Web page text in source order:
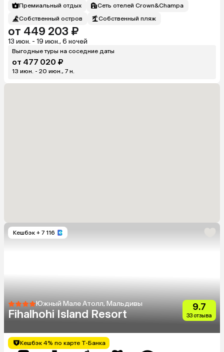
Премиальный отдых
Сеть отелей Crown&Champa
Собственный остров
Собственный пляж
от 449 203 ₽
13 июн. - 19 июн., 6 ночей
Выгодные туры на соседние даты
от 477 020 ₽
13 июн. - 20 июн., 7 н.
Кешбэк + 7 116
Южный Мале Атолл, Мальдивы
Fihalhohi Island Resort
9.7
33 отзыва
Кешбэк 4% по карте Т-Банка